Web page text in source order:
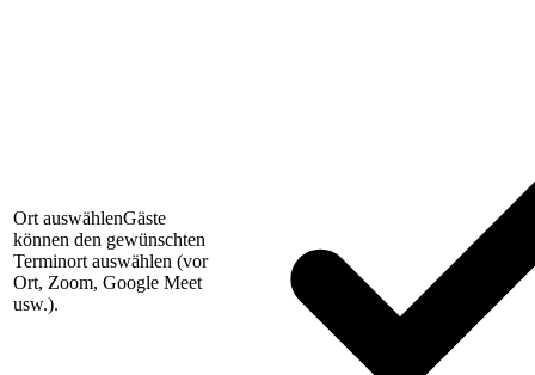
Ort auswählenGäste
können den gewünschten
Terminort auswählen (vor
Ort, Zoom, Google Meet
usw.).